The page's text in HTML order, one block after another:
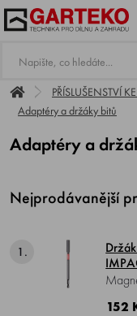
PŘÍSLUŠENSTVÍ
Adaptéry a držáky bitů
Adaptéry a
Nejprodávanější
1.
152